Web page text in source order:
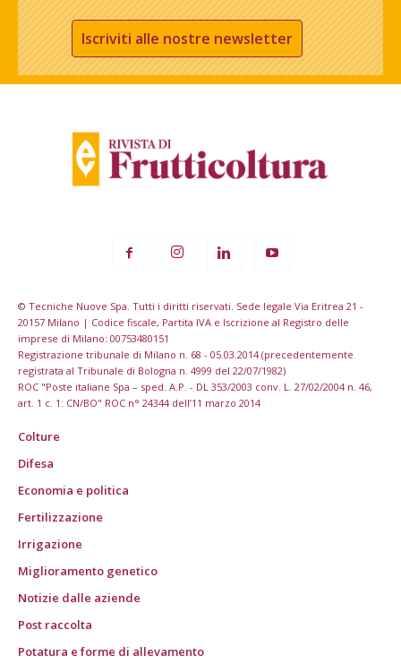
Iscriviti alle nostre newsletter
© Tecniche Nuove Spa. Tutti i diritti riservati. Sede legale Via Eritrea 21 -
20157 Milano | Codice fiscale, Partita IVA e Iscrizione al Registro delle
imprese di Milano: 00753480151
Registrazione tribunale di Milano n. 68 - 05.03.2014 (precedentemente
registrata al Tribunale di Bologna n. 4999 del 22/07/1982)
ROC "Poste italiane Spa – sped. A.P. - DL 353/2003 conv. L. 27/02/2004 n. 46,
art. 1 c. 1: CN/BO" ROC n° 24344 dell’11 marzo 2014
Colture
Difesa
Economia e politica
Fertilizzazione
Irrigazione
Miglioramento genetico
Notizie dalle aziende
Post raccolta
Potatura e forme di allevamento